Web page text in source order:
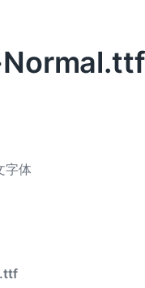
字体